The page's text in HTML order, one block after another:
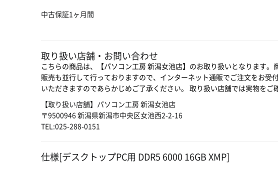
中古保証1ヶ月間
取り扱い店舗・お問い合わせ
こちらの商品は、【パソコン工房 新潟女池店】のお取り扱いとなります
販売も並行して行っておりますので、インターネット通販でご注文をお
いただきますのであらかじめご了承ください。 取り扱い店舗では実物をご
【取り扱い店舗】パソコン工房 新潟女池店
〒9500946 新潟県新潟市中央区女池西2-2-16
TEL:025-288-0151
仕様[デスクトップPC用 DDR5 6000 16GB XMP]